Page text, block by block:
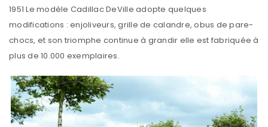
1951 Le modèle Cadillac DeVille adopte quelques
modifications : enjoliveurs, grille de calandre, obus de pare-
chocs, et son triomphe continue à grandir elle est fabriquée à
plus de 10.000 exemplaires.